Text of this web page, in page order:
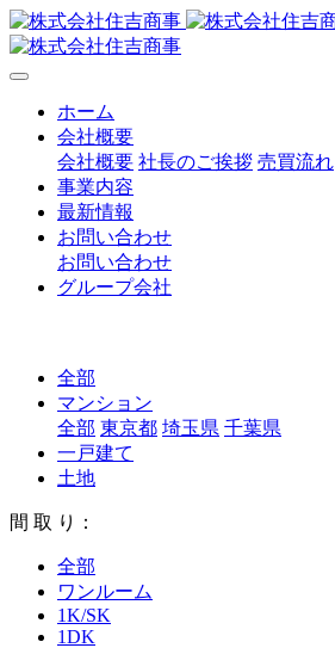
ホーム
会社概要
会社概要 社長のご挨拶 売買流れ
事業内容
最新情報
お問い合わせ
お問い合わせ
グループ会社
全部
マンション
全部 東京都 埼玉県 千葉県
一戸建て
土地
間 取 り：
全部
ワンルーム
1K/SK
1DK